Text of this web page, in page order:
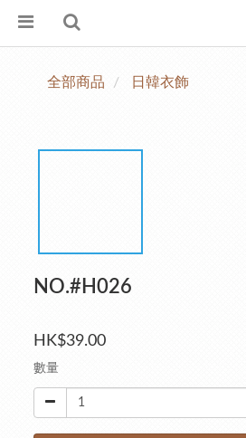
全部商品 日韓衣飾
NO.#H026
HK$39.00
數量